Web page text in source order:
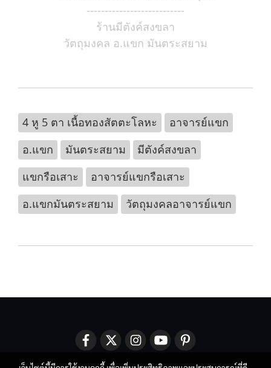
---------------------------
ร้านมีตังค์สงขลา
วัตถุมงคล อ.แขก มันตระสยาม
4 หู 5 ตา เนื้อทองสัตตะโลหะ
อาจารย์แขก
อ.แขก
มันตระสยาม
มีตังค์สงขลา
แขกรือเสาะ
อาจารย์แขกรือเสาะ
อ.แขกมันตระสยาม
วัตถุมงคลอาจารย์แขก